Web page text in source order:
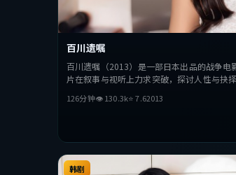
百川遗嘱
百川遗嘱（2013）是一部日本出品的战争
片在叙事与视听上力求突破，探讨人性与抉
126分钟👁130.3k⭐7.62013
韩剧